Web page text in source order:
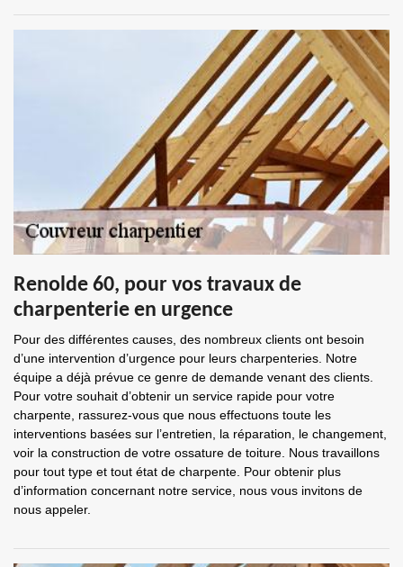
Renolde 60, pour vos travaux de
charpenterie en urgence
Pour des différentes causes, des nombreux clients ont besoin
d’une intervention d’urgence pour leurs charpenteries. Notre
équipe a déjà prévue ce genre de demande venant des clients.
Pour votre souhait d’obtenir un service rapide pour votre
charpente, rassurez-vous que nous effectuons toute les
interventions basées sur l’entretien, la réparation, le changement,
voir la construction de votre ossature de toiture. Nous travaillons
pour tout type et tout état de charpente. Pour obtenir plus
d’information concernant notre service, nous vous invitons de
nous appeler.